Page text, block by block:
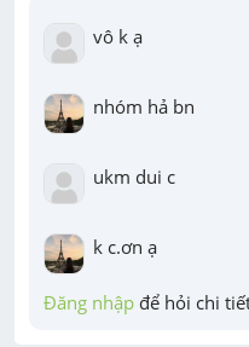
vô k ạ
nhóm hả bn
ukm dui c
k c.ơn ạ
Đăng nhập để hỏi chi